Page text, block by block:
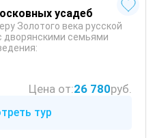
усадеб
Золотого века русской
дворянскими семьями
Цена от:26 780руб.
тур